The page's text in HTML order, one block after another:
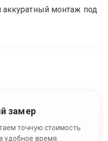
аккуратный монтаж под
замер
точную стоимость
удобное время.